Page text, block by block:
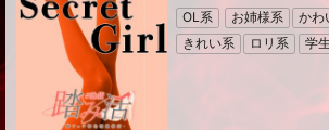
OL系 お姉様系 かわ
きれい系
ロリ系 学